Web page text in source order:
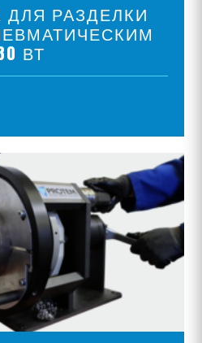
ДЛЯ РАЗДЕЛКИ
ВТ
В КОРЗИНУ
ПРОДУКТОВ